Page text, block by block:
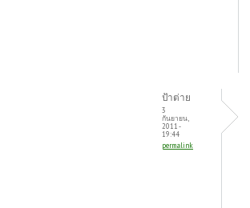
ป้าต่าย
3
กันยายน,
2011 -
19:44
permalink